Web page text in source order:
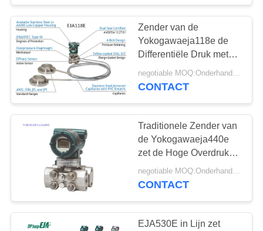
watervleugelklep
De klep van de
roestvrij
staalcontrole
8
Zender van de
Yokogawaeja118e de
Differentiële Druk met
Verre
Diafragmaverbindingen
negotiable MOQ:Onderhandeling
CONTACT
Traditionele Zender van
de Yokogawaeja440e
zet de Hoge Overdruk
Type op
negotiable MOQ:Onderhandeling
CONTACT
EJA530E in Lijn zet